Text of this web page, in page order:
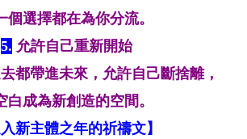
個選擇都在為你分流。
5. 允許自己重新開始
都帶進未來，允許自己斷捨離，
白成為新創造的空間。
入新主體之年的祈禱文】